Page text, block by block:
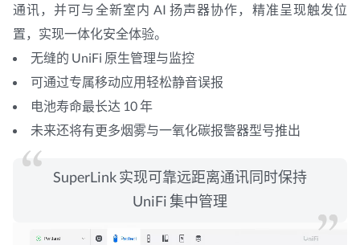
通讯，并可与全新室内 AI 扬声器协作，精准呈现触发位
置，实现一体化安全体验。
无缝的 UniFi 原生管理与监控
可通过专属移动应用轻松静音误报
电池寿命最长达 10 年
未来还将有更多烟雾与一氧化碳报警器型号推出
SuperLink 实现可靠远距离通讯同时保持
UniFi 集中管理